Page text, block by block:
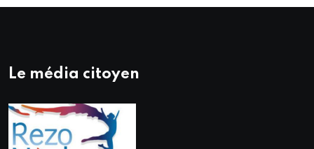
Le média citoyen